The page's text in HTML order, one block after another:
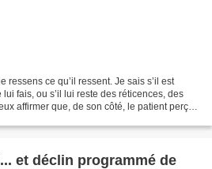
ressens ce qu’il ressent. Je sais s’il est
fais, ou s’il lui reste des réticences, des
affirmer que, de son côté, le patient perçoit
et déclin programmé de